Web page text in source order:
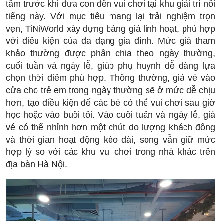
tâm trước khi đưa con đến vui chơi tại khu giải trí nổi
tiếng này. Với mục tiêu mang lại trải nghiệm trọn
vẹn, TiNiWorld xây dựng bảng giá linh hoạt, phù hợp
với điều kiện của đa dạng gia đình. Mức giá tham
khảo thường được phân chia theo ngày thường,
cuối tuần và ngày lễ, giúp phụ huynh dễ dàng lựa
chọn thời điểm phù hợp. Thông thường, giá vé vào
cửa cho trẻ em trong ngày thường sẽ ở mức dễ chịu
hơn, tạo điều kiện để các bé có thể vui chơi sau giờ
học hoặc vào buổi tối. Vào cuối tuần và ngày lễ, giá
vé có thể nhỉnh hơn một chút do lượng khách đông
và thời gian hoạt động kéo dài, song vẫn giữ mức
hợp lý so với các khu vui chơi trong nhà khác trên
địa bàn Hà Nội.